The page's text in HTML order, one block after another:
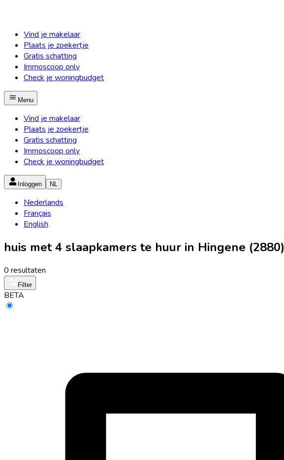
Vind je makelaar
Plaats je zoekertje
Gratis schatting
Immoscoop only
Check je woningbudget
Menu
Vind je makelaar
Plaats je zoekertje
Gratis schatting
Immoscoop only
Check je woningbudget
Inloggen NL
Nederlands
Français
English
huis met 4 slaapkamers te huur in Hingene (2880)
0 resultaten
Filter
BETA